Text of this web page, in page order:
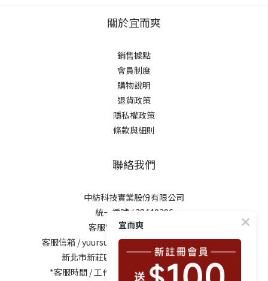
關於宜而爽
銷售據點
會員制度
購物說明
退貨政策
隱私權政策
條款與細則
聯絡我們
中紡科技實業股份有限公司
統一編號 / 28440296
客服電話 / 0800-281729
客服信箱 /yuursun@mail.chung-shing.com.tw
新北市新莊區新北大道三段7號17樓之2
*客服時間 / 工作日10:00-12:00、13:00-17:00
宜而爽